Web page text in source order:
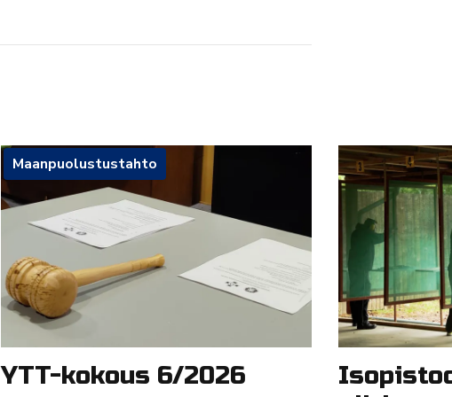
Maanpuolustustahto
YTT-kokous 6/2026